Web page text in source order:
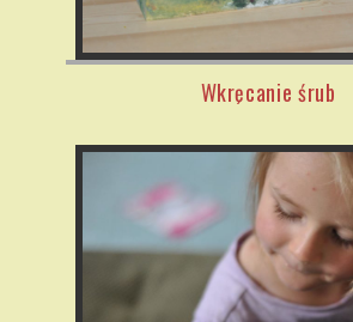
Wkręcanie śrub